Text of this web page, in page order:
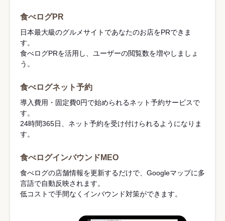
食べログPR
日本最大級のグルメサイトであなたのお店をPRできま
す。
食べログPRを活用し、ユーザーの閲覧数を増やしましょ
う。
食べログネット予約
導入費用・固定費0円で始められるネット予約サービスで
す。
24時間365日、ネット予約を受け付けられるようになりま
す。
食べログインバウンドMEO
食べログの店舗情報を更新するだけで、Googleマップに多
言語で自動反映されます。
低コストで手間なくインバウンド対策ができます。